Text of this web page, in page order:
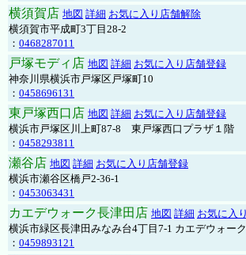
横須賀店 地図 詳細 お気に入り店舗解除
横須賀市平成町3丁目28-2
： 0468287011
戸塚モディ店 地図 詳細 お気に入り店舗登録
神奈川県横浜市戸塚区戸塚町10
： 0458696131
東戸塚西口店 地図 詳細 お気に入り店舗登録
横浜市戸塚区川上町87-8 東戸塚西口プラザ１階
： 0458293811
瀬谷店 地図 詳細 お気に入り店舗登録
横浜市瀬谷区橋戸2-36-1
： 0453063431
カエデウォーク長津田店 地図 詳細 お気に入
横浜市緑区長津田みなみ台4丁目7-1 カエデウォー
： 0459893121